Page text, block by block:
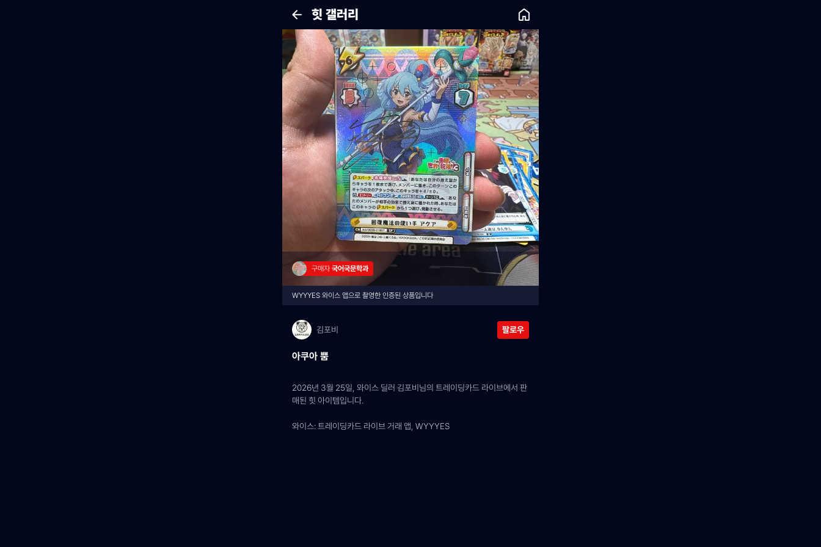
힛 갤러리
구매자 국어국문학과
WYYYES 와이스 앱으로 촬영한 인증된 상품입니다
김포비 팔로우
아쿠아 뿜
2026년 3월 25일, 와이스 딜러 김포비님의 트레이딩카드 라이브에서 판
매된 힛 아이템입니다.
와이스: 트레이딩카드 라이브 거래 앱, WYYYES